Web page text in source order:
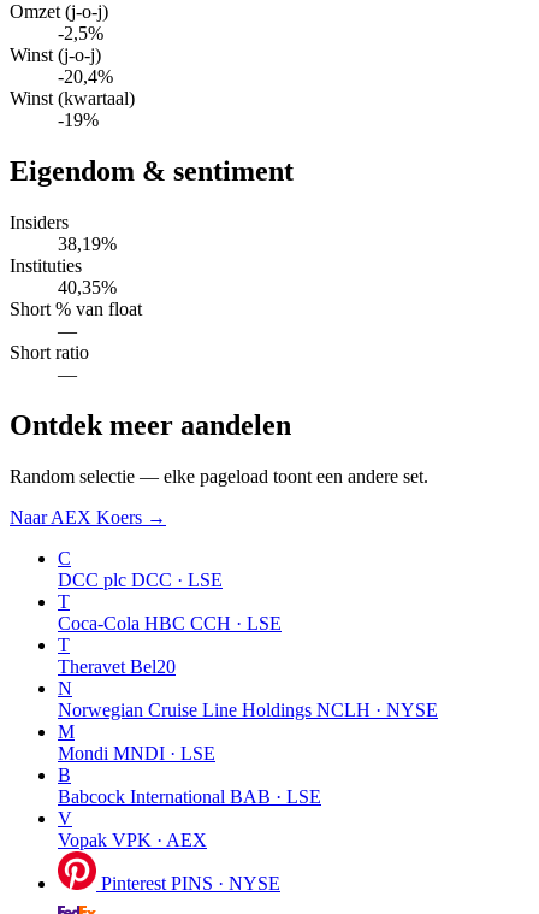
Omzet (j-o-j)
-2,5%
Winst (j-o-j)
-20,4%
Winst (kwartaal)
-19%
Eigendom & sentiment
Insiders
38,19%
Instituties
40,35%
Short % van float
—
Short ratio
—
Ontdek meer aandelen
Random selectie — elke pageload toont een andere set.
Naar AEX Koers →
C
DCC plc DCC · LSE
T
Coca-Cola HBC CCH · LSE
T
Theravet Bel20
N
Norwegian Cruise Line Holdings NCLH · NYSE
M
Mondi MNDI · LSE
B
Babcock International BAB · LSE
V
Vopak VPK · AEX
Pinterest PINS · NYSE